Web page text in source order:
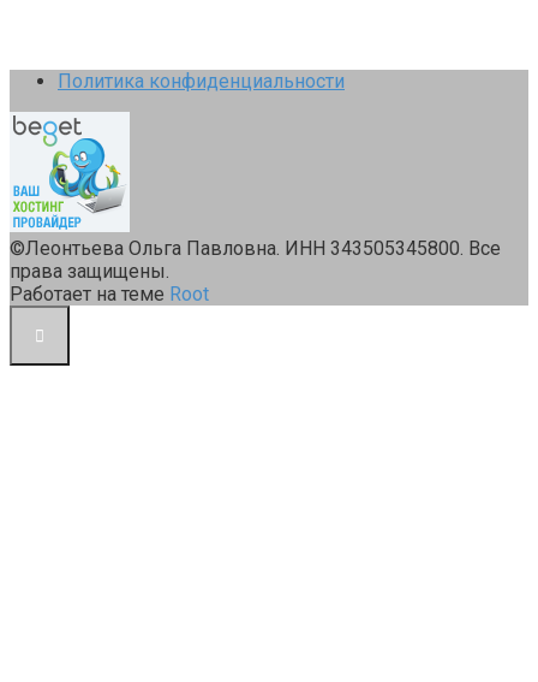
Политика конфиденциальности
©Леонтьева Ольга Павловна. ИНН 343505345800. Все
права защищены.
Работает на теме Root